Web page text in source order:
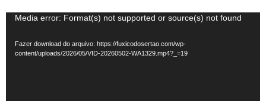
Tocador
vídeo
Media error: Format(s) not supported or source(s) not found
Fazer download do arquivo: https://fuxicodosertao.com/wp-
content/uploads/2026/05/VID-20260502-WA1329.mp4?_=19